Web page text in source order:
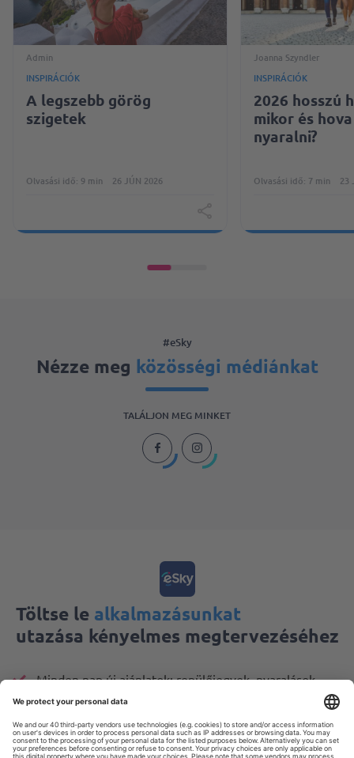
Admin
INSPIRÁCIÓK
A legszebb görög
szigetek
Olvasási idő: 9 min 26 JÚN 2026
Joanna Szyndler
INSPIRÁCIÓK
2026 hosszú
mikor és
nyaralni?
Olvasási idő: 7 min 23
#eSky
Nézze meg közösségi médiánkat
TALÁLJON MEG MINKET
Töltse le alkalmazásunkat
utazása kényelmes megtervezéséhez
Minden nap új ajánlatok: repülőjegyek, nyaralások,
városlátogatások
A foglalások kényelmes kezelése
Minden, ami számít, mindig kéznél van!